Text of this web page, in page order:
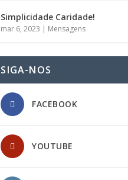
Simplicidade Caridade!
mar 6, 2023 | Mensagens
SIGA-NOS
FACEBOOK
YOUTUBE